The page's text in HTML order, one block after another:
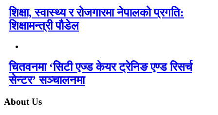
शिक्षा, स्वास्थ्य र रोजगारमा नेपालको प्रगति:
शिक्षामन्त्री पौडेल
चितवनमा ‘सिटी एज्ड केयर ट्रेनिङ एण्ड रिसर्च
सेन्टर’ सञ्चालनमा
About Us